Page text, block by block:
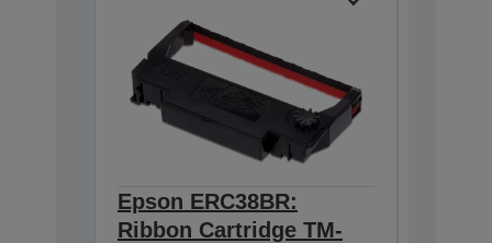
Epson ERC38BR:
Ribbon Cartridge TM-